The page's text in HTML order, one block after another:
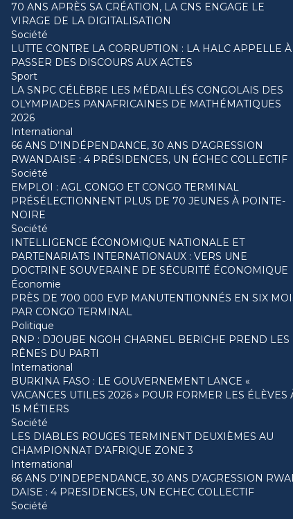
70 ANS APRÈS SA CRÉATION, LA CNS ENGAGE LE
VIRAGE DE LA DIGITALISATION
Société
LUTTE CONTRE LA CORRUPTION : LA HALC APPELLE À
PASSER DES DISCOURS AUX ACTES
Sport
LA SNPC CÉLÈBRE LES MÉDAILLÉS CONGOLAIS DES
OLYMPIADES PANAFRICAINES DE MATHÉMATIQUES
2026
International
66 ANS D’INDÉPENDANCE, 30 ANS D’AGRESSION
RWANDAISE : 4 PRÉSIDENCES, UN ÉCHEC COLLECTIF
Société
EMPLOI : AGL CONGO ET CONGO TERMINAL
PRÉSÉLECTIONNENT PLUS DE 70 JEUNES À POINTE-
NOIRE
Société
INTELLIGENCE ÉCONOMIQUE NATIONALE ET
PARTENARIATS INTERNATIONAUX : VERS UNE
DOCTRINE SOUVERAINE DE SÉCURITÉ ÉCONOMIQUE
Économie
PRÈS DE 700 000 EVP MANUTENTIONNÉS EN SIX
PAR CONGO TERMINAL
Politique
RNP : DJOUBE NGOH CHARNEL BERICHE PREND LES
RÊNES DU PARTI
International
BURKINA FASO : LE GOUVERNEMENT LANCE «
VACANCES UTILES 2026 » POUR FORMER LES ÉLÈVES
15 MÉTIERS
Société
LES DIABLES ROUGES TERMINENT DEUXIÈMES AU
CHAMPIONNAT D’AFRIQUE ZONE 3
International
66 ANS D’INDEPENDANCE, 30 ANS D’AGRESSION
DAISE : 4 PRESIDENCES, UN ECHEC COLLECTIF
Société